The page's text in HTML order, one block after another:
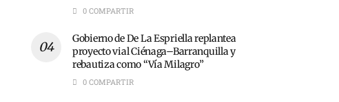
0 COMPARTIR
Gobierno de De La Espriella replantea
proyecto vial Ciénaga–Barranquilla y
rebautiza como “Vía Milagro”
0 COMPARTIR